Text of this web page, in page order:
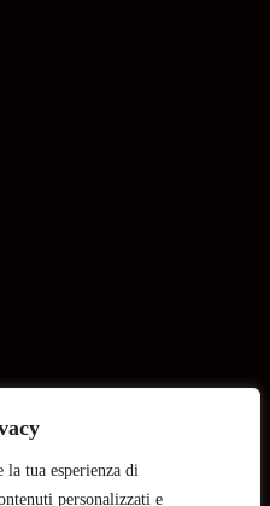
tua esperienza di
personalizzati e